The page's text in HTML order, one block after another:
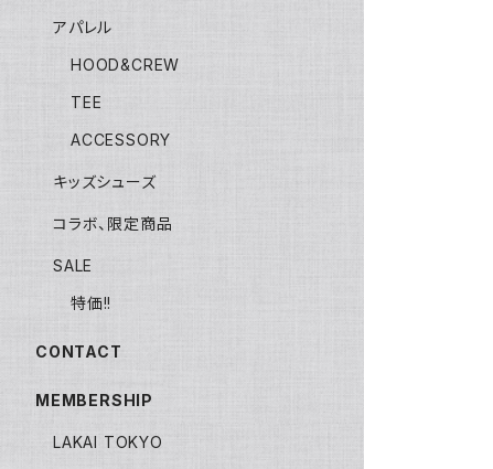
アパレル
HOOD&CREW
TEE
ACCESSORY
キッズシューズ
コラボ、限定商品
SALE
特価!!
CONTACT
MEMBERSHIP
LAKAI TOKYO